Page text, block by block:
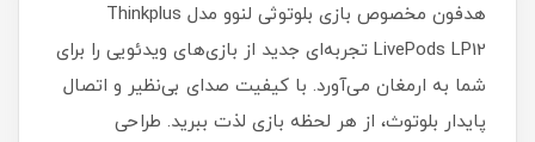
هدفون مخصوص بازی بلوتوثی لنوو مدل Thinkplus
LivePods LP12 تجربه‌ای جدید از بازی‌های ویدئویی را برای
شما به ارمغان می‌آورد. با کیفیت صدای بی‌نظیر و اتصال
پایدار بلوتوث، از هر لحظه بازی لذت ببرید. طراحی